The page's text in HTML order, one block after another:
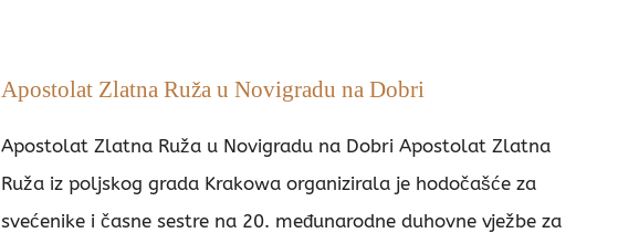
Apostolat Zlatna Ruža u Novigradu na Dobri
Apostolat Zlatna Ruža u Novigradu na Dobri Apostolat Zlatna
Ruža iz poljskog grada Krakowa organizirala je hodočašće za
svećenike i časne sestre na 20. međunarodne duhovne vježbe za